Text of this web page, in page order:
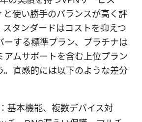
と使い勝手のバランスが高く評
スタンダードはコストを抑えつ
ーする標準プラン、プラチナは
アムサポートを含む上位プラン
。直感的には以下のような差分
基本機能、複数デバイス対